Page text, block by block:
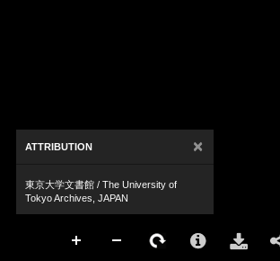
ATTRIBUTION ×
東京大学文書館 / The University of
Tokyo Archives, JAPAN